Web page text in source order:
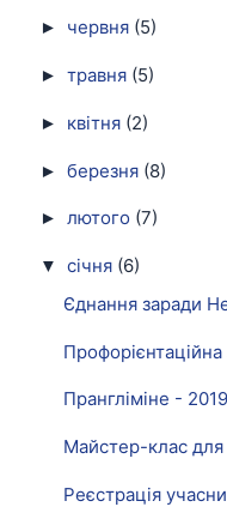
► червня (5)
► травня (5)
► квітня (2)
► березня (8)
► лютого (7)
▼ січня (6)
Єднання заради
Профорієнтаційна
Прангліміне - 2019
Майстер-клас для
Реєстрація